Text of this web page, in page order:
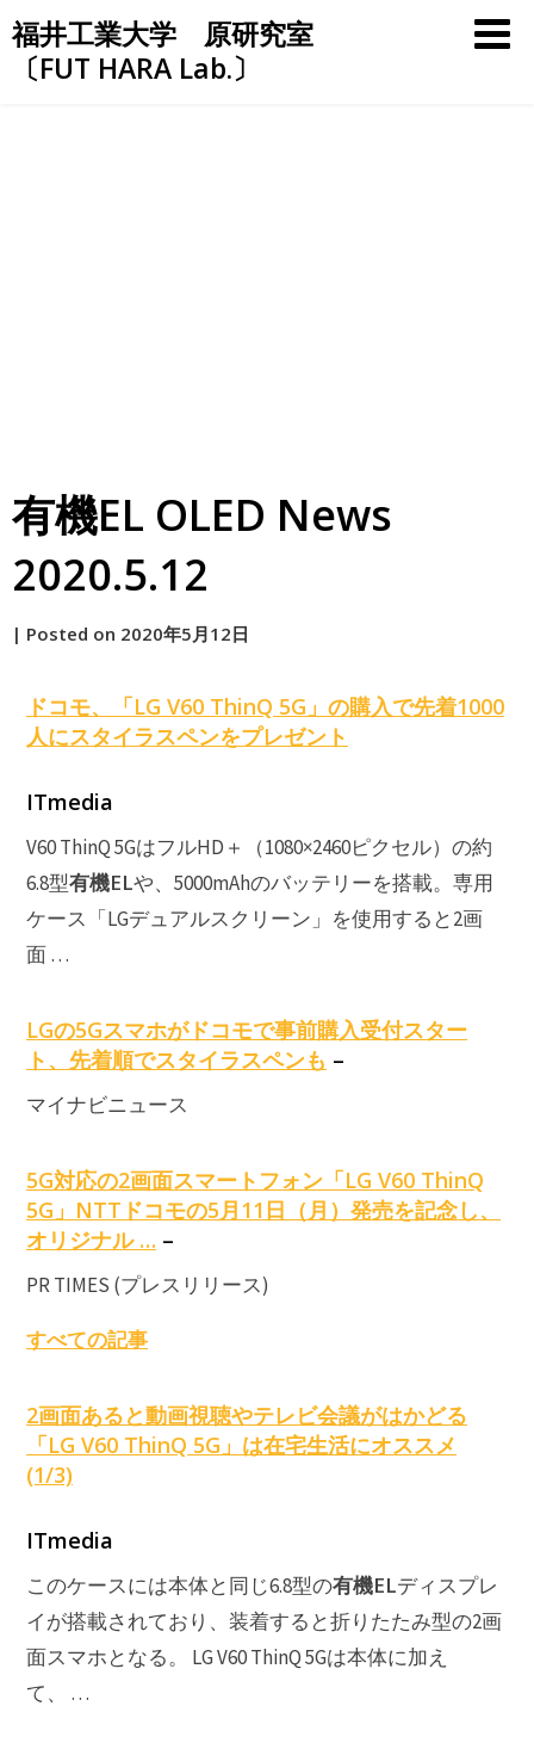
Skip
to
content
福井工業大学 原研究室
〔FUT HARA Lab.〕
有機EL OLED News
2020.5.12
by
| Posted on 2020年5月12日
ドコモ、「LG V60 ThinQ 5G」の購入で先着1000
人にスタイラスペンをプレゼント
ITmedia
V60 ThinQ 5GはフルHD＋（1080×2460ピクセル）の約
6.8型有機ELや、5000mAhのバッテリーを搭載。専用
ケース「LGデュアルスクリーン」を使用すると2画
面 …
LGの5Gスマホがドコモで事前購入受付スター
ト、先着順でスタイラスペンも –
マイナビニュース
5G対応の2画面スマートフォン「LG V60 ThinQ
5G」NTTドコモの5月11日（月）発売を記念し、
オリジナル … –
PR TIMES (プレスリリース)
すべての記事
2画面あると動画視聴やテレビ会議がはかどる
「LG V60 ThinQ 5G」は在宅生活にオススメ
(1/3)
ITmedia
このケースには本体と同じ6.8型の有機ELディスプレ
イが搭載されており、装着すると折りたたみ型の2画
面スマホとなる。 LG V60 ThinQ 5Gは本体に加え
て、 …